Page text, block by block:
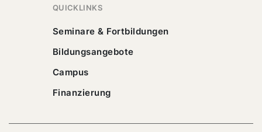
QUICKLINKS
Seminare & Fortbildungen
Bildungsangebote
Campus
Finanzierung